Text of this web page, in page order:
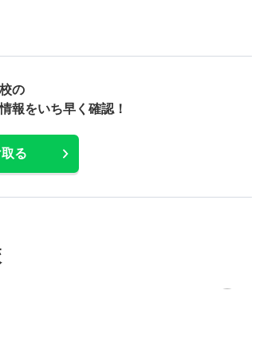
の
報をいち早く確認！
る